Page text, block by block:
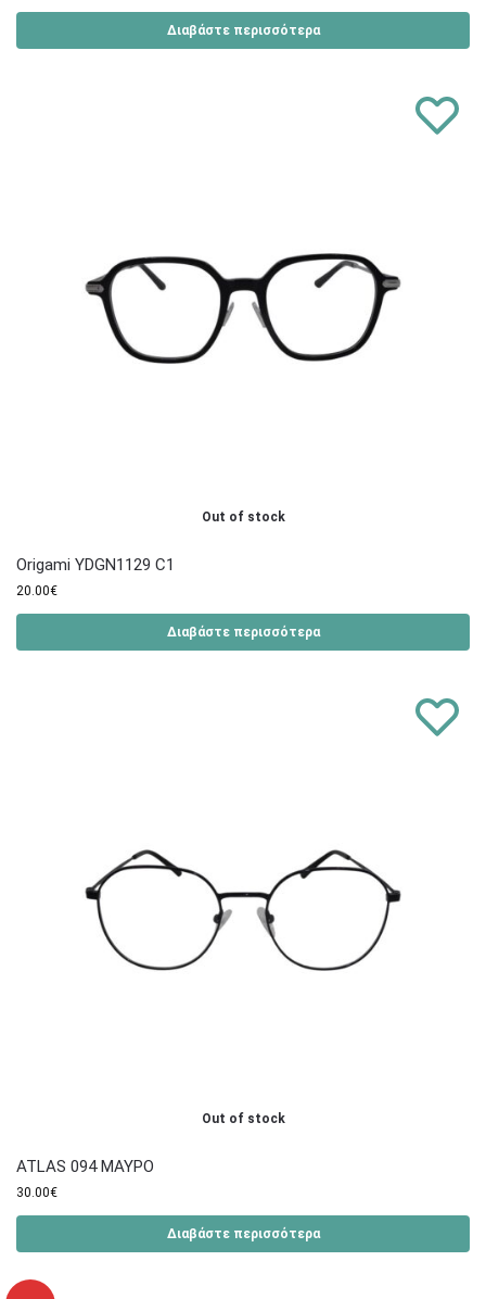
Διαβάστε περισσότερα
Out of stock
Origami YDGN1129 C1
20.00€
Διαβάστε περισσότερα
Out of stock
ATLAS 094 ΜΑΥΡΟ
30.00€
Διαβάστε περισσότερα